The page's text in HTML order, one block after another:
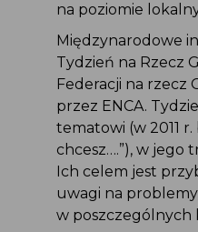
na poziomie
Międzynarodowe
Tydzień na Rzecz
Federacji na rzecz
przez ENCA.
tematowi (w 2011
chcesz….”), w jego
Ich celem jest
uwagi na
w poszczególnych